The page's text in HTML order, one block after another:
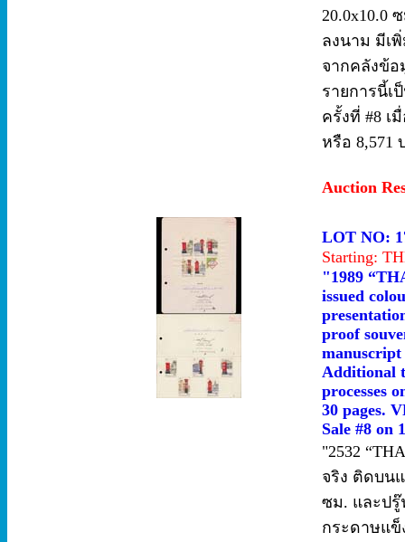
20.0x10.0
ลงนาม มีเ
จากคลังข้อ
รายการนี้เ
ครั้งที่ #8 เ
หรือ 8,571
Auction
LOT NO:
Starting:
"1989
issued
proof
manuscript
Additional
processes
30 pages.
Sale #8 on
"2532
จริง ติดบน
ซม. และปรู๊
กระดาษแข็